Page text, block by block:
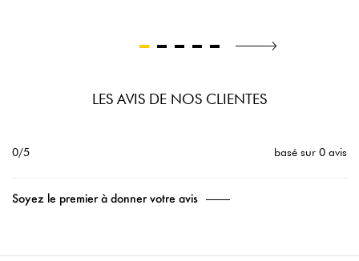
LES AVIS DE NOS CLIENTES
0/5 basé sur 0 avis
Soyez le premier à donner votre avis